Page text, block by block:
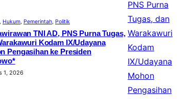
, Hukum, Pemerintah, Politik
TNI AD, PNS Purna Tugas,
Kodam IX/Udayana
Pengasihan ke Presiden
1, 2026